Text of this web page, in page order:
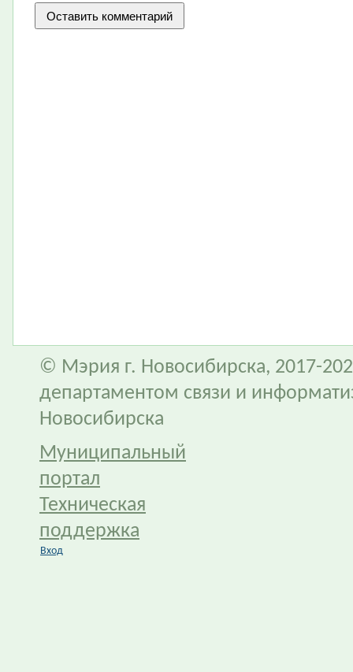
© Мэрия г. Новосибирска, 2017-
департаментом связи и
Новосибирска
Муниципальный
портал
Техническая
поддержка
Вход